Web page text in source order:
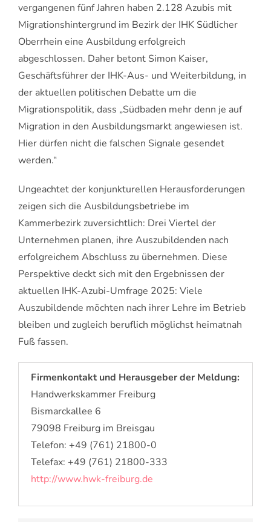
vergangenen fünf Jahren haben 2.128 Azubis mit
Migrationshintergrund im Bezirk der IHK Südlicher
Oberrhein eine Ausbildung erfolgreich
abgeschlossen. Daher betont Simon Kaiser,
Geschäftsführer der IHK-Aus- und Weiterbildung, in
der aktuellen politischen Debatte um die
Migrationspolitik, dass „Südbaden mehr denn je auf
Migration in den Ausbildungsmarkt angewiesen ist.
Hier dürfen nicht die falschen Signale gesendet
werden.“
Ungeachtet der konjunkturellen Herausforderungen
zeigen sich die Ausbildungsbetriebe im
Kammerbezirk zuversichtlich: Drei Viertel der
Unternehmen planen, ihre Auszubildenden nach
erfolgreichem Abschluss zu übernehmen. Diese
Perspektive deckt sich mit den Ergebnissen der
aktuellen IHK-Azubi-Umfrage 2025: Viele
Auszubildende möchten nach ihrer Lehre im Betrieb
bleiben und zugleich beruflich möglichst heimatnah
Fuß fassen.
Firmenkontakt und Herausgeber der Meldung:
Handwerkskammer Freiburg
Bismarckallee 6
79098 Freiburg im Breisgau
Telefon: +49 (761) 21800-0
Telefax: +49 (761) 21800-333
http://www.hwk-freiburg.de